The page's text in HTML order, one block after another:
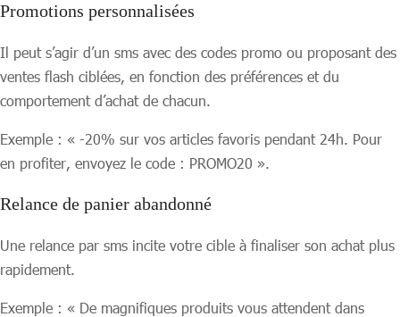
Promotions personnalisées
Il peut s’agir d’un sms avec des codes promo ou proposant des
ventes flash ciblées, en fonction des préférences et du
comportement d’achat de chacun.
Exemple : « -20% sur vos articles favoris pendant 24h. Pour
en profiter, envoyez le code : PROMO20 ».
Relance de panier abandonné
Une relance par sms incite votre cible à finaliser son achat plus
rapidement.
Exemple : « De magnifiques produits vous attendent dans